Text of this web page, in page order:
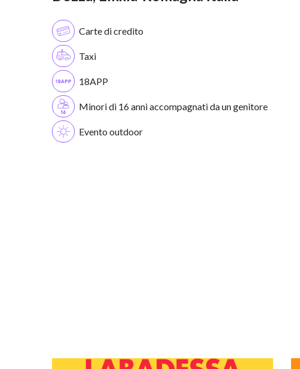
Carte di credito
Taxi
18APP
Minori di 16 anni accompagnati da un genitore
Evento outdoor